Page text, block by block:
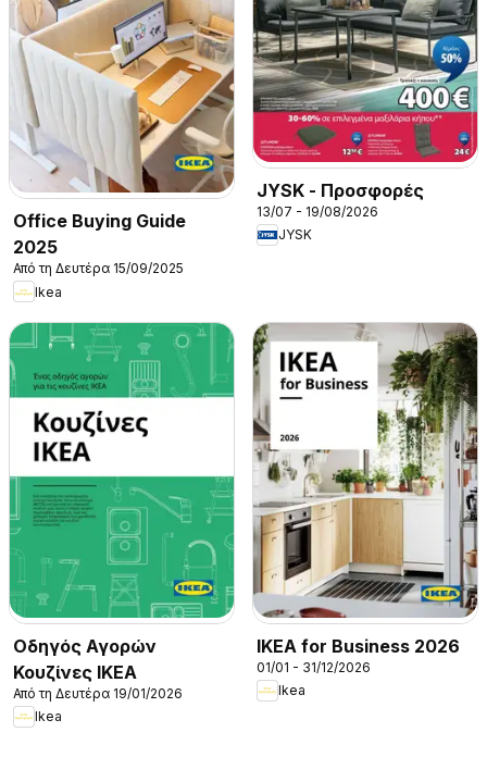
Office Buying Guide
2025
Από τη Δευτέρα 15/09/2025
Ikea
JYSK - Προσφορές
13/07 - 19/08/2026
JYSK
Οδηγός Αγορών
Κουζίνες IKEA
Από τη Δευτέρα 19/01/2026
Ikea
IKEA for Business 2026
01/01 - 31/12/2026
Ikea